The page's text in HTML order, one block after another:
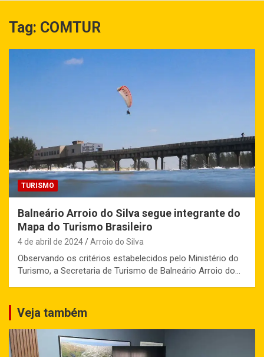
Tag: COMTUR
TURISMO
Balneário Arroio do Silva segue integrante do
Mapa do Turismo Brasileiro
4 de abril de 2024 Arroio do Silva
Observando os critérios estabelecidos pelo Ministério do
Turismo, a Secretaria de Turismo de Balneário Arroio do…
Veja também